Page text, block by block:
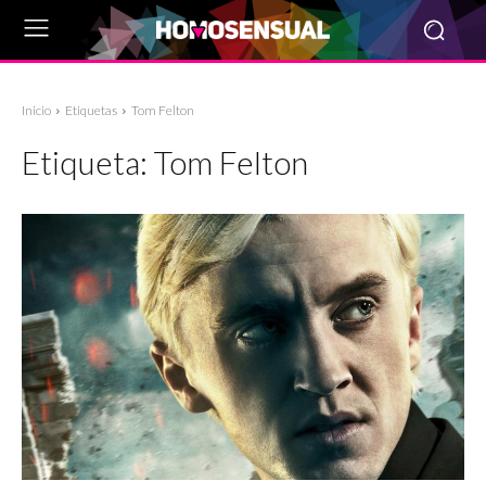
Inicio Etiquetas Tom Felton
Etiqueta: Tom Felton